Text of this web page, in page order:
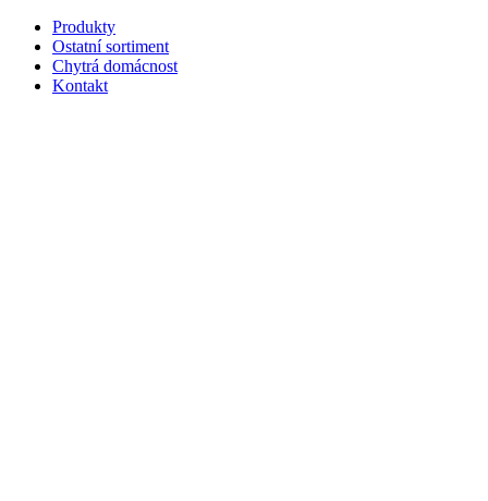
Produkty
Ostatní sortiment
Chytrá domácnost
Kontakt